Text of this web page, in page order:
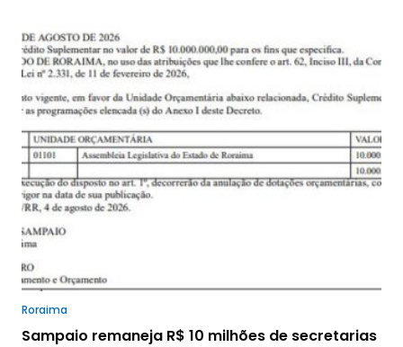
Roraima
Sampaio remaneja R$ 10 milhões de secretarias